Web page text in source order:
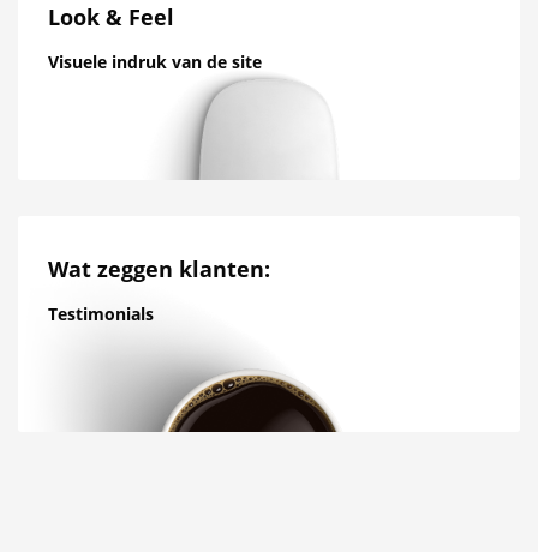
Look & Feel
Visuele indruk van de site
Wat zeggen klanten:
Testimonials